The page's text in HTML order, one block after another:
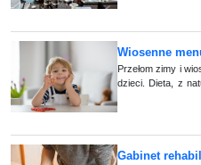
Wiosenne
odporność
Przełom zimy i
dzieci. Dieta, z
Gabinet